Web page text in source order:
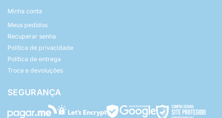
Minha conta
Meus pedidos
Recuperar senha
Política de privacidade
Política de entrega
Troca e devoluções
SEGURANÇA